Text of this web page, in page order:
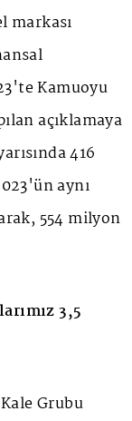
markası
Kamuoyu
açıklamaya
416
aynı
554 milyon
3,5
Grubu